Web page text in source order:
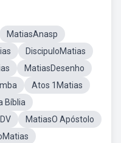
MatiasAnasp
DiscipuloMatias
MatiasDesenho
Atos 1Matias
Bíblia
MatiasO Apóstolo